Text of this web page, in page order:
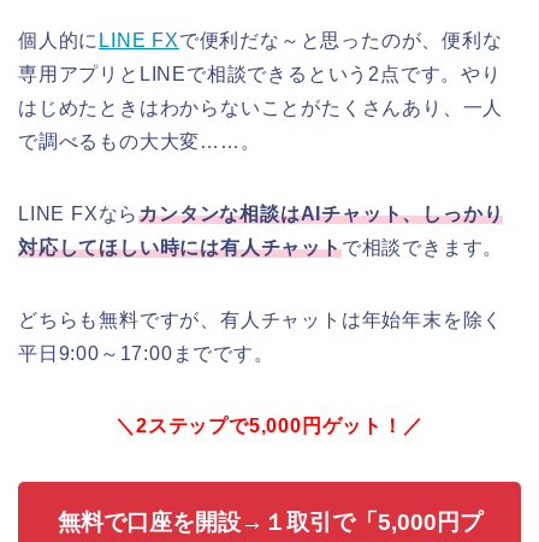
個人的に LINE FXで便利だな～と思ったのが、便利な
専用アプリとLINEで相談できるという2点です。やり
はじめたときはわからないことがたくさんあり、一人
で調べるもの大大変……。
LINE FXならカンタンな相談はAIチャット、しっかり
対応してほしい時には有人チャットで相談できます。
どちらも無料ですが、有人チャットは年始年末を除く
平日9:00～17:00までです。
＼2ステップで5,000円ゲット！／
無料で口座を開設→１取引で「5,000円プ